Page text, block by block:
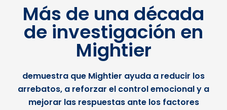
Más de una década
de investigación en
Mightier
demuestra que Mightier ayuda a reducir los
arrebatos, a reforzar el control emocional y a
mejorar las respuestas ante los factores